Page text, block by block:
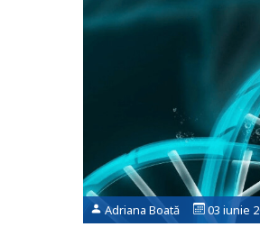
Adriana Boată 03 iunie